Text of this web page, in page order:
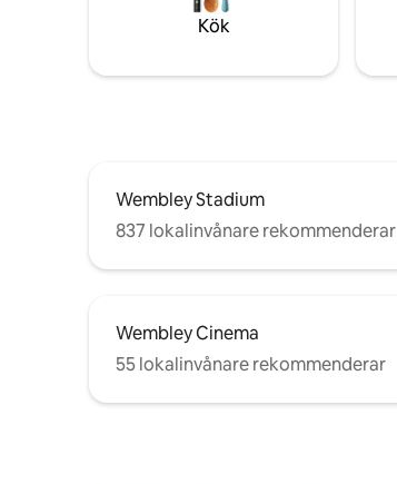
bara låt mig veta. Sen utcheckning "kan"
vara tillgänglig utan kostnad om nästa
Kök
Wembley Stadium
837 lokalinvånare rekommenderar
Wembley Cinema
55 lokalinvånare rekommenderar